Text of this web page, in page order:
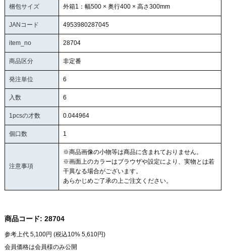
梱包サイズ 外箱1：幅500 × 奥行400 × 高さ300mm
JANコード 4953980287045
item_no 28704
商品区分 非定番
発注単位 6
入数 6
1pcsの才数 0.044964
個口数 1
注意事項
※商品画像の小物等は商品に含まれておりません。
※画面上のカラーはブラウザや設定により、実物とは若
干異なる場合がございます。
あらかじめご了承の上ご注文ください。
商品コード: 28704
参考上代 5,100円 (税込10% 5,610円)
会員価格は会員様のみ公開